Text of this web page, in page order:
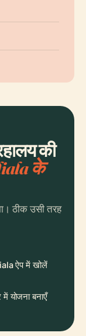
की
के
ठीक उसी तरह
ऐप में खोलें
योजना बनाएँ